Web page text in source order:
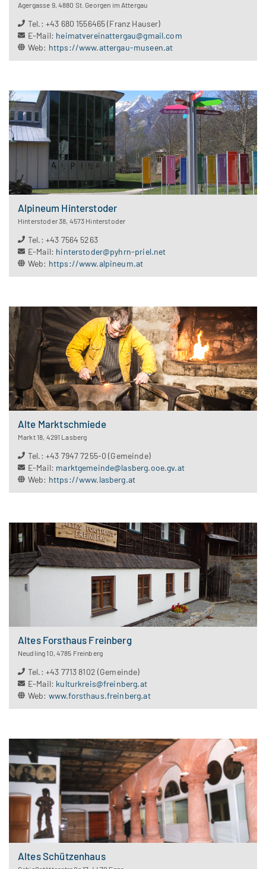
Agergasse 9, 4880 St. Georgen im Attergau
Tel.: +43 680 1556465 (Franz Hauser)
E-Mail: heimatvereinattergau@gmail.com
Web: https://www.attergau-museen.at
Alpineum Hinterstoder
Hinterstoder 38, 4573 Hinterstoder
Tel.: +43 7564 5263
E-Mail: hinterstoder@pyhrn-priel.net
Web: https://www.alpineum.at
Alte Marktschmiede
Markt 18, 4291 Lasberg
Tel.: +43 7947 7255-0 (Gemeinde)
E-Mail: marktgemeinde@lasberg.ooe.gv.at
Web: https://www.lasberg.at
Altes Forsthaus Freinberg
Neudling 10, 4785 Freinberg
Tel.: +43 7713 8102 (Gemeinde)
E-Mail: kulturkreis@freinberg.at
Web: www.forsthaus.freinberg.at
Altes Schützenhaus